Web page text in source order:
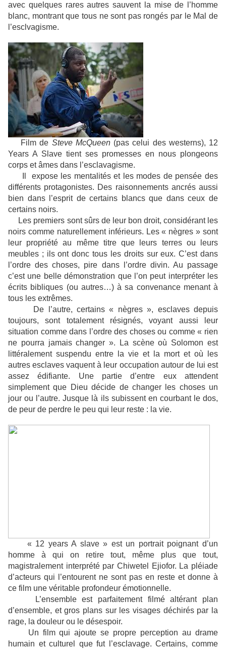
avec quelques rares autres sauvent la mise de l’homme
blanc, montrant que tous ne sont pas rongés par le Mal de
l’esclvagisme.
Film de Steve McQueen(pas celui des westerns), 12
Years A Slave tient ses promesses en nous plongeons
corps et âmes dans l’esclavagisme.
Il expose les mentalités et les modes de pensée des
différents protagonistes. Des raisonnements ancrés aussi
bien dans l’esprit de certains blancs que dans ceux de
certains noirs.
Les premiers sont sûrs de leur bon droit, considérant les
noirs comme naturellement inférieurs. Les « nègres » sont
leur propriété au même titre que leurs terres ou leurs
meubles ; ils ont donc tous les droits sur eux. C’est dans
l’ordre des choses, pire dans l’ordre divin. Au passage
c’est une belle démonstration que l’on peut interpréter les
écrits bibliques (ou autres…) à sa convenance menant à
tous les extrêmes.
De l’autre, certains « nègres », esclaves depuis
toujours, sont totalement résignés, voyant aussi leur
situation comme dans l’ordre des choses ou comme « rien
ne pourra jamais changer ». La scène où Solomon est
littéralement suspendu entre la vie et la mort et où les
autres esclaves vaquent à leur occupation autour de lui est
assez édifiante. Une partie d’entre eux attendent
simplement que Dieu décide de changer les choses un
jour ou l’autre. Jusque là ils subissent en courbant le dos,
de peur de perdre le peu qui leur reste : la vie.
« 12 years A slave » est un portrait poignant d’un
homme à qui on retire tout, même plus que tout,
magistralement interprété par Chiwetel Ejiofor. La pléiade
d’acteurs qui l’entourent ne sont pas en reste et donne à
ce film une véritable profondeur émotionnelle.
L’ensemble est parfaitement filmé altérant plan
d’ensemble, et gros plans sur les visages déchirés par la
rage, la douleur ou le désespoir.
Un film qui ajoute se propre perception au drame
humain et culturel que fut l’esclavage. Certains, comme